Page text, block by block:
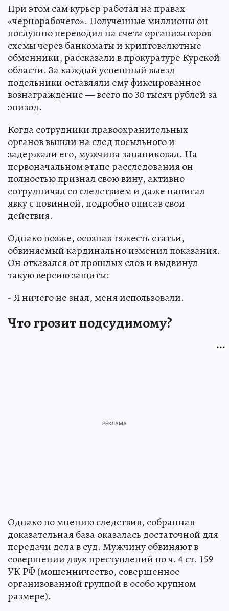
При этом сам курьер работал на правах
«чернорабочего». Полученные миллионы он
послушно переводил на счета организаторов
схемы через банкоматы и криптовалютные
обменники, рассказали в прокуратуре Курской
области. За каждый успешный выезд
подельники оставляли ему фиксированное
вознаграждение — всего по 30 тысяч рублей за
эпизод.
Когда сотрудники правоохранительных
органов вышли на след посыльного и
задержали его, мужчина запаниковал. На
первоначальном этапе расследования он
полностью признал свою вину, активно
сотрудничал со следствием и даже написал
явку с повинной, подробно описав свои
действия.
Однако позже, осознав тяжесть статьи,
обвиняемый кардинально изменил показания.
Он отказался от прошлых слов и выдвинул
такую версию защиты:
- Я ничего не знал, меня использовали.
Что грозит подсудимому?
Однако по мнению следствия, собранная
доказательная база оказалась достаточной для
передачи дела в суд. Мужчину обвиняют в
совершении двух преступлений по ч. 4 ст. 159
УК РФ (мошенничество, совершенное
организованной группой в особо крупном
размере).